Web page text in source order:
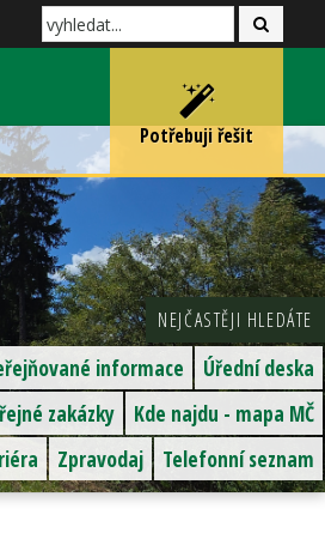
Potřebuji řešit
NEJČASTĚJI HLEDÁTE
Úřední deska
informace
Kde najdu - mapa MČ
zakázky
Telefonní seznam
Zpravodaj